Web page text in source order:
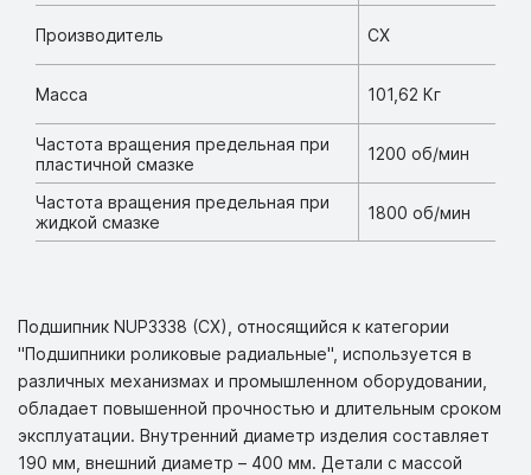
Производитель CX
Масса 101,62 Кг
Частота вращения предельная при
пластичной смазке
1200 об/мин
Частота вращения предельная при
жидкой смазке
1800 об/мин
Подшипник NUP3338 (CX), относящийся к категории
"Подшипники роликовые радиальные", используется в
различных механизмах и промышленном оборудовании,
обладает повышенной прочностью и длительным сроком
эксплуатации. Внутренний диаметр изделия составляет
190 мм, внешний диаметр – 400 мм. Детали с массой